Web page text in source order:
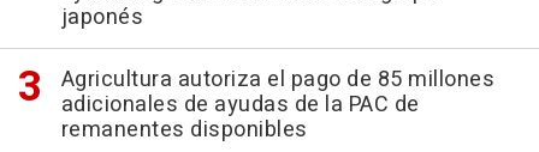
japonés
Agricultura autoriza el pago de 85 millones
adicionales de ayudas de la PAC de
remanentes disponibles